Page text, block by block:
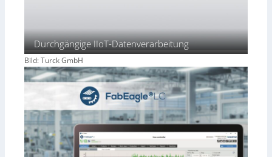
Durchgängige IIoT-Datenverarbeitung
Bild: Turck GmbH